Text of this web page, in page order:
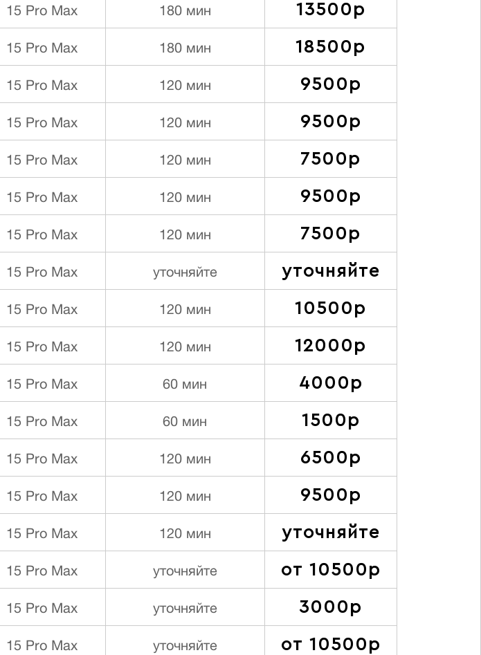
15 Pro Max 180 мин 13500р
15 Pro Max 180 мин 18500р
15 Pro Max 120 мин 9500р
15 Pro Max 120 мин 9500р
15 Pro Max 120 мин 7500р
15 Pro Max 120 мин 9500р
15 Pro Max 120 мин 7500р
15 Pro Max уточняйте уточняйте
15 Pro Max 120 мин 10500р
15 Pro Max 120 мин 12000р
15 Pro Max 60 мин 4000р
15 Pro Max 60 мин 1500р
15 Pro Max 120 мин 6500р
15 Pro Max 120 мин 9500р
15 Pro Max 120 мин уточняйте
15 Pro Max уточняйте от 10500р
15 Pro Max уточняйте 3000р
15 Pro Max уточняйте от 10500р